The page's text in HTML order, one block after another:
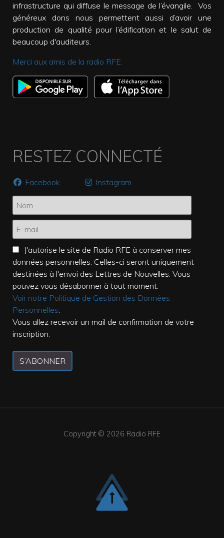
infrastructure qui diffuse le message de l’évangile. Vos
généreux dons nous permettent aussi d’avoir une
production de qualité pour l’édification et le salut de
beaucoup d'auditeurs.
Merci aux amis de la radio RFE.
RESTEZ CONNECTÉ
Facebook Instagram
J'autorise le site de Radio RFE à conserver mes
données personnelles. Celles-ci seront uniquement
destinées à l'envoi des Lettres de Nouvelles. Vous
pouvez vous désabonner à tout moment.
Voir notre Politique de Gestion des Données
Personnelles.
Vous allez recevoir un mail de confirmation de votre
inscription.
S’ABONNER
Copyright © 2026 Radio RFE